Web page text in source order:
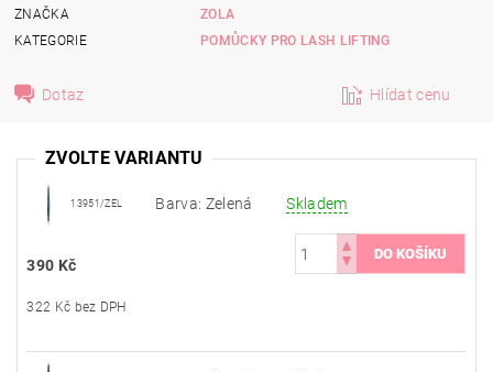
ZNAČKA
ZOLA
KATEGORIE
POMŮCKY PRO LASH LIFTING
Dotaz Hlídat cenu
ZVOLTE VARIANTU
13951/ZEL Barva: Zelená Skladem
390 Kč
322 Kč bez DPH